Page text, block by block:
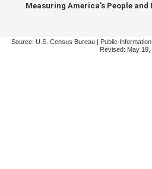
Measuring America's People and
Source: U.S. Census Bureau | Public
Revised: May 19,